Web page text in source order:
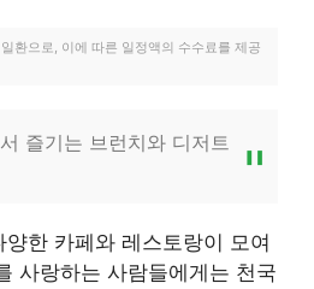
환으로, 이에 따른 일정액의 수수료를 제공
즐기는 브런치와 디저트
한 카페와 레스토랑이 모여
사랑하는 사람들에게는 천국